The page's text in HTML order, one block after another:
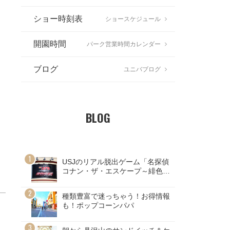
ショー時刻表 ショースケジュール
開園時間 パーク営業時間カレンダー
ブログ ユニバブログ
BLOG
USJのリアル脱出ゲーム「名探偵
コナン・ザ・エスケープ～緋色の
種類豊富で迷っちゃう！お得情報
も！ポップコーンパパ